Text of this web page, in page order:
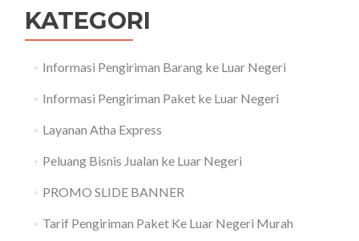
KATEGORI
Informasi Pengiriman Barang ke Luar Negeri
Informasi Pengiriman Paket ke Luar Negeri
Layanan Atha Express
Peluang Bisnis Jualan ke Luar Negeri
PROMO SLIDE BANNER
Tarif Pengiriman Paket Ke Luar Negeri Murah